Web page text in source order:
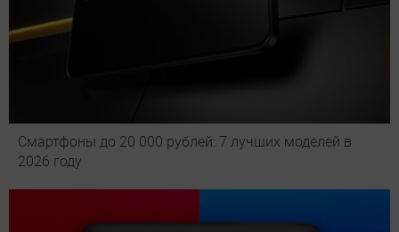
Смартфоны до 20 000 рублей: 7 лучших моделей в
2026 году